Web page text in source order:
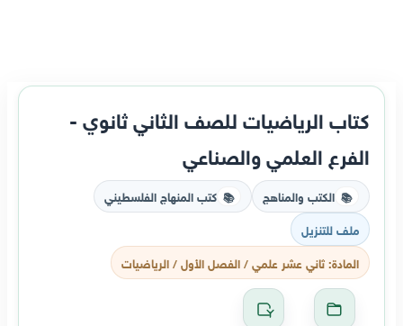
كتاب الرياضيات للصف الثاني ثانوي -
الفرع العلمي والصناعي
📚 الكتب والمناهج 📚 كتب المنهاج الفلسطيني
ملف للتنزيل
المادة: ثاني عشر علمي / الفصل الأول / الرياضيات